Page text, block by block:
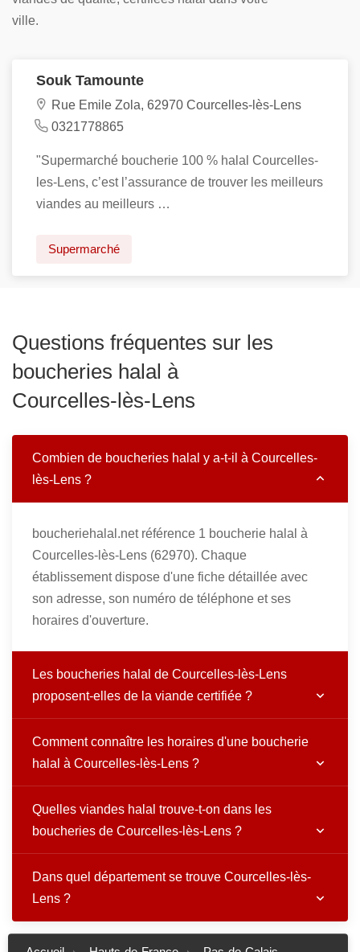
ville.
Souk Tamounte
Rue Emile Zola, 62970 Courcelles-lès-Lens
0321778865
"Supermarché boucherie 100 % halal Courcelles-
les-Lens, c’est l’assurance de trouver les meilleurs
viandes au meilleurs …
Supermarché
Questions fréquentes sur les
boucheries halal à
Courcelles-lès-Lens
Combien de boucheries halal y a-t-il à Courcelles-
lès-Lens ?
boucheriehalal.net référence 1 boucherie halal à
Courcelles-lès-Lens (62970). Chaque
établissement dispose d'une fiche détaillée avec
son adresse, son numéro de téléphone et ses
horaires d'ouverture.
Les boucheries halal de Courcelles-lès-Lens
proposent-elles de la viande certifiée ?
Comment connaître les horaires d'une boucherie
halal à Courcelles-lès-Lens ?
Quelles viandes halal trouve-t-on dans les
boucheries de Courcelles-lès-Lens ?
Dans quel département se trouve Courcelles-lès-
Lens ?